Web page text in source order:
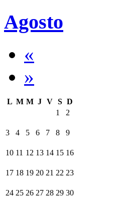
Agosto
«
»
L M M J V S D
1
2
3 4 5 6 7 8 9
10 11 12 13 14 15 16
17 18 19 20 21 22 23
24 25 26 27 28 29 30